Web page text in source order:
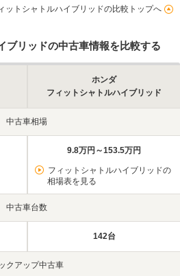
ットシャトルハイブリッドの比較トップへ
ブリッドの中古車情報を比較する
ホンダ
フィットシャトルハイブリッド
中古車相場
9.8万円～153.5万円
フィットシャトルハイブリッドの
相場表を見る
中古車台数
142台
クアップ中古車